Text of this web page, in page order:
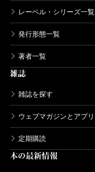
レーベル・シリーズ一覧
発行形態一覧
著者一覧
雑誌
雑誌を探す
ウェブマガジンとアプリ
定期購読
本の最新情報